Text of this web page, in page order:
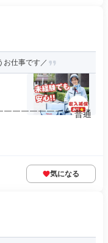
お仕事です／
￣￣￣￣￣￣￣ 普通
気になる